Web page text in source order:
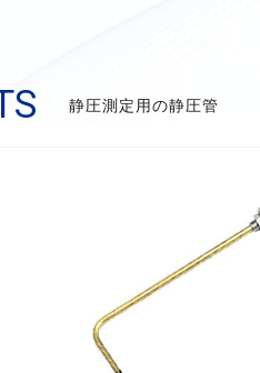
静圧測定用の静圧管